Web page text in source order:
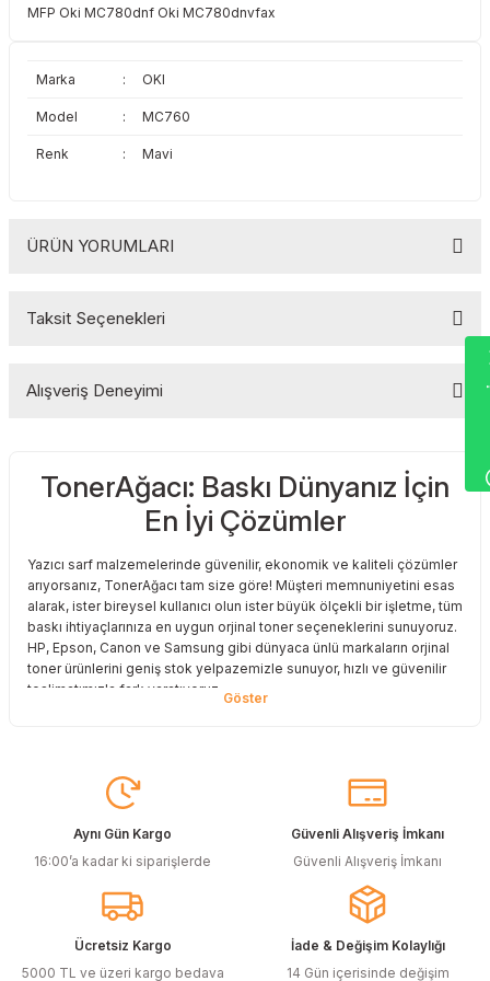
Toshiba
Triumph Adler
MFP Oki MC780dnf Oki MC780dnvfax
Marka : OKI
Model : MC760
Renk : Mavi
ÜRÜN YORUMLARI
Taksit Seçenekleri
Alışveriş Deneyimi
Sitemize ilk yorumu siz yapın!
TonerAğacı: Baskı Dünyanız İçin
En İyi Çözümler
Yazıcı sarf malzemelerinde güvenilir, ekonomik ve kaliteli çözümler
arıyorsanız, TonerAğacı tam size göre! Müşteri memnuniyetini esas
alarak, ister bireysel kullanıcı olun ister büyük ölçekli bir işletme, tüm
baskı ihtiyaçlarınıza en uygun orjinal toner seçeneklerini sunuyoruz.
HP, Epson, Canon ve Samsung gibi dünyaca ünlü markaların orjinal
toner ürünlerini geniş stok yelpazemizle sunuyor, hızlı ve güvenilir
teslimatımızla fark yaratıyoruz.
istiyorsunuz? O halde muadil toner çözümlerimize göz atmalısınız!
Muadil toner ürünlerimiz, orijinal kalitesine en yakın performansı
sunacak şekilde test edilmiştir. Böylece, baskı kalitenizden ödün
vermeden bütçenizi koruyabilirsiniz. Özellikle büyük hacimli
baskılar yapan işletmeler için muadil toner, tasarruf sağlamanın en
akıllı yollarından biri!
Orjinal Kartuşun Önemi
Aynı Gün Kargo
16:00’a kadar ki siparişlerde
Güvenli Alışveriş İmkanı
Güvenli Alışveriş İmkanı
Ücretsiz Kargo
5000 TL ve üzeri kargo bedava
İade & Değişim Kolaylığı
14 Gün içerisinde değişim